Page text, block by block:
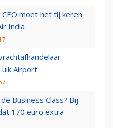
moet het tij keren
India
Airport
Business Class? Bij
170 euro extra